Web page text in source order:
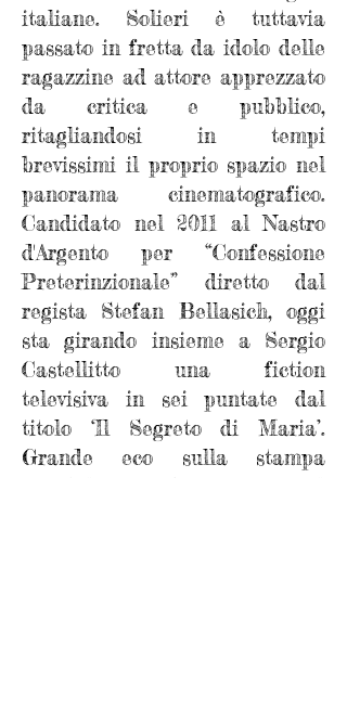
italiane. Solieri è tuttavia
passato in fretta da idolo delle
ragazzine ad attore apprezzato
da critica e pubblico,
ritagliandosi in tempi
brevissimi il proprio spazio nel
panorama cinematografico.
Candidato nel 2011 al Nastro
d'Argento per “Confessione
Preterinzionale” diretto dal
regista Stefan Bellasich, oggi
sta girando insieme a Sergio
Castellitto una fiction
televisiva in sei puntate dal
titolo ‘Il Segreto di Maria’.
Grande eco sulla stampa